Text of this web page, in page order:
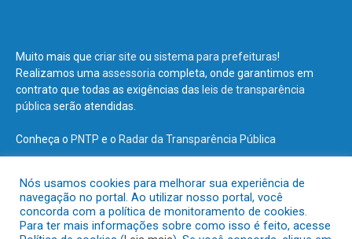
Muito mais que criar site ou sistema para prefeituras!
Realizamos uma assessoria completa, onde garantimos em
contrato que todas as exigências das leis de transparência
pública serão atendidas.
Conheça o PNTP e o Radar da Transparência Pública
Todos os direitos reservados a Prefeitura Municipal de Terra Santa.
Nós usamos cookies para melhorar sua experiência de
navegação no portal. Ao utilizar nosso portal, você
concorda com a política de monitoramento de cookies.
Para ter mais informações sobre como isso é feito, acesse